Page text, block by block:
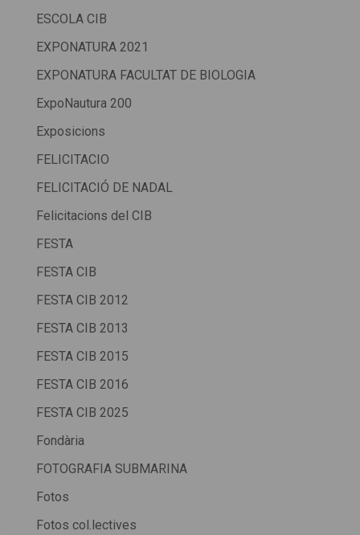
ESCOLA CIB
EXPONATURA 2021
EXPONATURA FACULTAT DE BIOLOGIA
ExpoNautura 200
Exposicions
FELICITACIO
FELICITACIÓ DE NADAL
Felicitacions del CIB
FESTA
FESTA CIB
FESTA CIB 2012
FESTA CIB 2013
FESTA CIB 2015
FESTA CIB 2016
FESTA CIB 2025
Fondària
FOTOGRAFIA SUBMARINA
Fotos
Fotos col.lectives